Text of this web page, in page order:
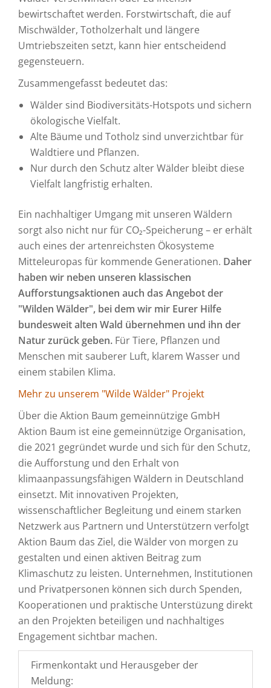
bewirtschaftet werden. Forstwirtschaft, die auf
Mischwälder, Totholzerhalt und längere
Umtriebszeiten setzt, kann hier entscheidend
gegensteuern.
Zusammengefasst bedeutet das:
Wälder sind Biodiversitäts-Hotspots und sichern
ökologische Vielfalt.
Alte Bäume und Totholz sind unverzichtbar für
Waldtiere und Pflanzen.
Nur durch den Schutz alter Wälder bleibt diese
Vielfalt langfristig erhalten.
Ein nachhaltiger Umgang mit unseren Wäldern
sorgt also nicht nur für CO₂-Speicherung – er erhält
auch eines der artenreichsten Ökosysteme
Mitteleuropas für kommende Generationen. Daher
haben wir neben unseren klassischen
Aufforstungsaktionen auch das Angebot der
"Wilden Wälder", bei dem wir mir Eurer Hilfe
bundesweit alten Wald übernehmen und ihn der
Natur zurück geben. Für Tiere, Pflanzen und
Menschen mit sauberer Luft, klarem Wasser und
einem stabilen Klima.
Mehr zu unserem "Wilde Wälder" Projekt
Über die Aktion Baum gemeinnützige GmbH
Aktion Baum ist eine gemeinnützige Organisation,
die 2021 gegründet wurde und sich für den Schutz,
die Aufforstung und den Erhalt von
klimaanpassungsfähigen Wäldern in Deutschland
einsetzt. Mit innovativen Projekten,
wissenschaftlicher Begleitung und einem starken
Netzwerk aus Partnern und Unterstützern verfolgt
Aktion Baum das Ziel, die Wälder von morgen zu
gestalten und einen aktiven Beitrag zum
Klimaschutz zu leisten. Unternehmen, Institutionen
und Privatpersonen können sich durch Spenden,
Kooperationen und praktische Unterstüzung direkt
an den Projekten beteiligen und nachhaltiges
Engagement sichtbar machen.
Firmenkontakt und Herausgeber der
Meldung: